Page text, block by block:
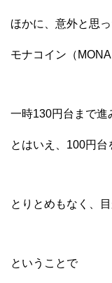
ほかに、意外と思
モナコイン（MONA
一時130円台まで進
とはいえ、100円台
とりとめもなく、
ということで